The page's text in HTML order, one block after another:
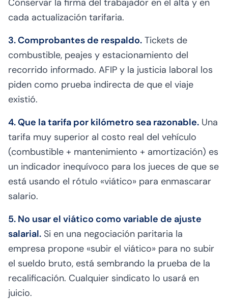
Conservar la firma del trabajador en el alta y en
cada actualización tarifaria.
3. Comprobantes de respaldo. Tickets de
combustible, peajes y estacionamiento del
recorrido informado. AFIP y la justicia laboral los
piden como prueba indirecta de que el viaje
existió.
4. Que la tarifa por kilómetro sea razonable. Una
tarifa muy superior al costo real del vehículo
(combustible + mantenimiento + amortización) es
un indicador inequívoco para los jueces de que se
está usando el rótulo «viático» para enmascarar
salario.
5. No usar el viático como variable de ajuste
salarial. Si en una negociación paritaria la
empresa propone «subir el viático» para no subir
el sueldo bruto, está sembrando la prueba de la
recalificación. Cualquier sindicato lo usará en
juicio.